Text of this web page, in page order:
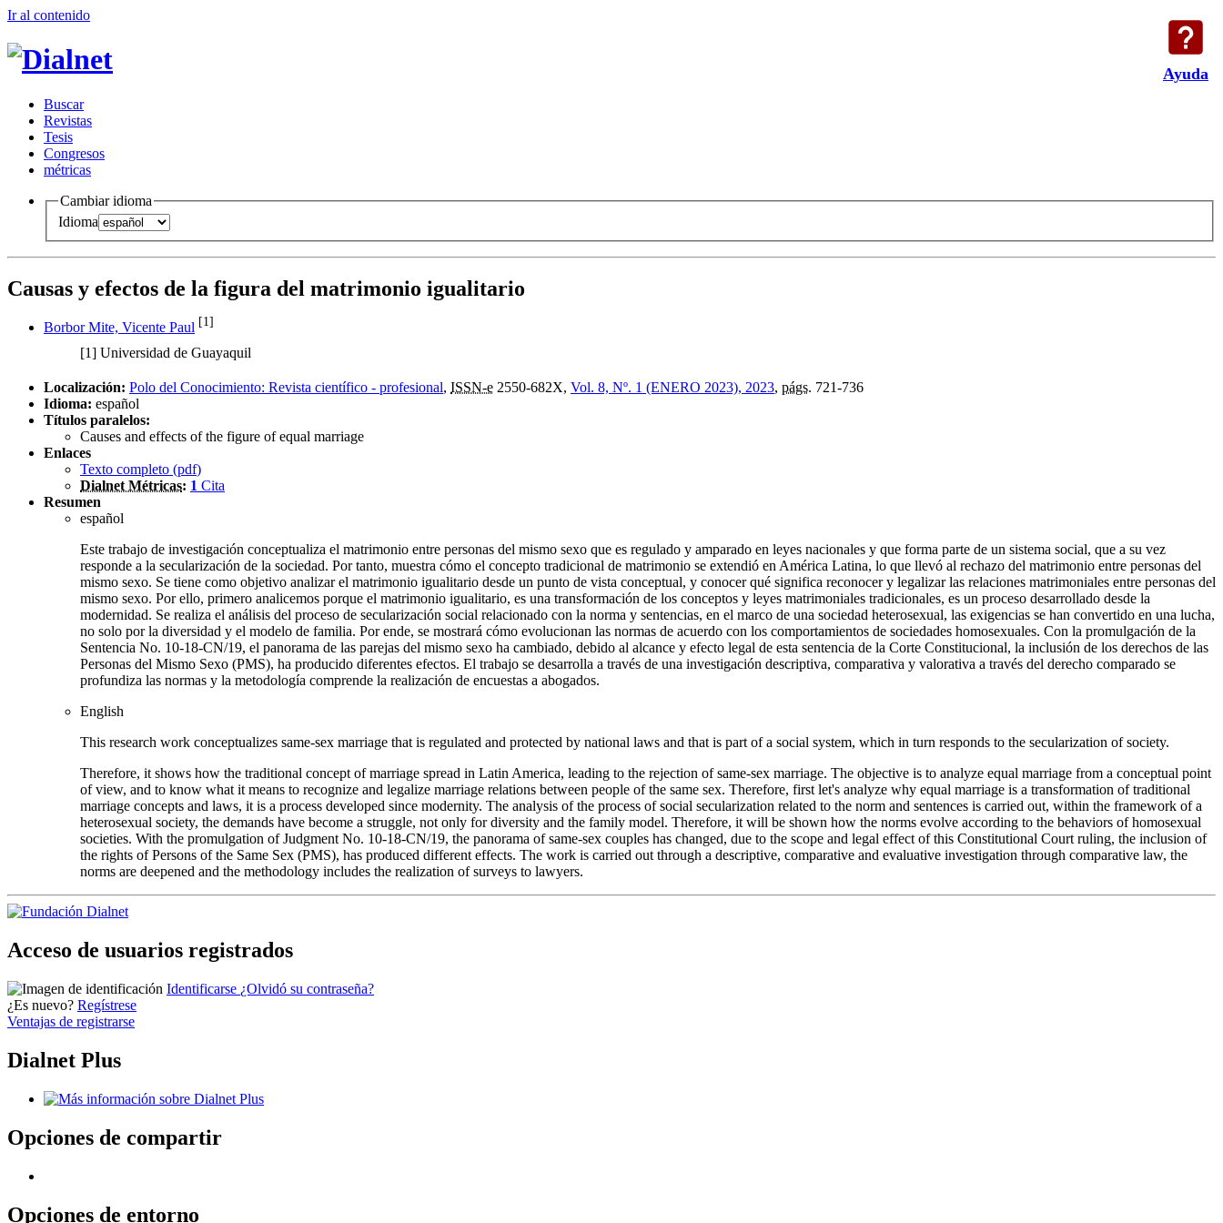
Ayuda
Ir al contenido
Buscar
Revistas
Tesis
Congresos
métricas
Cambiar idioma
Idioma
Causas y efectos de la figura del matrimonio igualitario
Borbor Mite, Vicente Paul [1]
[1] Universidad de Guayaquil
Localización: Polo del Conocimiento: Revista científico - profesional, ISSN-e 2550-682X, Vol. 8, Nº. 1 (ENERO 2023), 2023, págs. 721-736
Idioma: español
Títulos paralelos:
Causes and effects of the figure of equal marriage
Enlaces
Texto completo (pdf)
Dialnet Métricas: 1 Cita
Resumen
español
Este trabajo de investigación conceptualiza el matrimonio entre personas del mismo sexo que es regulado y amparado en leyes nacionales y que forma parte de un sistema social, que a su vez
responde a la secularización de la sociedad. Por tanto, muestra cómo el concepto tradicional de matrimonio se extendió en América Latina, lo que llevó al rechazo del matrimonio entre personas del
mismo sexo. Se tiene como objetivo analizar el matrimonio igualitario desde un punto de vista conceptual, y conocer qué significa reconocer y legalizar las relaciones matrimoniales entre personas del
mismo sexo. Por ello, primero analicemos porque el matrimonio igualitario, es una transformación de los conceptos y leyes matrimoniales tradicionales, es un proceso desarrollado desde la
modernidad. Se realiza el análisis del proceso de secularización social relacionado con la norma y sentencias, en el marco de una sociedad heterosexual, las exigencias se han convertido en una lucha,
no solo por la diversidad y el modelo de familia. Por ende, se mostrará cómo evolucionan las normas de acuerdo con los comportamientos de sociedades homosexuales. Con la promulgación de la
Sentencia No. 10-18-CN/19, el panorama de las parejas del mismo sexo ha cambiado, debido al alcance y efecto legal de esta sentencia de la Corte Constitucional, la inclusión de los derechos de las
Personas del Mismo Sexo (PMS), ha producido diferentes efectos. El trabajo se desarrolla a través de una investigación descriptiva, comparativa y valorativa a través del derecho comparado se
profundiza las normas y la metodología comprende la realización de encuestas a abogados.
English
This research work conceptualizes same-sex marriage that is regulated and protected by national laws and that is part of a social system, which in turn responds to the secularization of society.
Therefore, it shows how the traditional concept of marriage spread in Latin America, leading to the rejection of same-sex marriage. The objective is to analyze equal marriage from a conceptual point
of view, and to know what it means to recognize and legalize marriage relations between people of the same sex. Therefore, first let's analyze why equal marriage is a transformation of traditional
marriage concepts and laws, it is a process developed since modernity. The analysis of the process of social secularization related to the norm and sentences is carried out, within the framework of a
heterosexual society, the demands have become a struggle, not only for diversity and the family model. Therefore, it will be shown how the norms evolve according to the behaviors of homosexual
societies. With the promulgation of Judgment No. 10-18-CN/19, the panorama of same-sex couples has changed, due to the scope and legal effect of this Constitutional Court ruling, the inclusion of
the rights of Persons of the Same Sex (PMS), has produced different effects. The work is carried out through a descriptive, comparative and evaluative investigation through comparative law, the
norms are deepened and the methodology includes the realization of surveys to lawyers.
Acceso de usuarios registrados
Identificarse ¿Olvidó su contraseña?
¿Es nuevo? Regístrese
Ventajas de registrarse
Dialnet Plus
Opciones de compartir
Opciones de entorno